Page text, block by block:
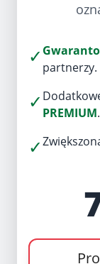
✓ partnerzy.
✓ PREMIUM.
✓